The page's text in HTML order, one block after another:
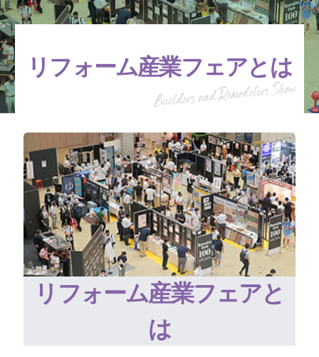
リフォーム産業フェアとは
リフォーム産業フェアと
は